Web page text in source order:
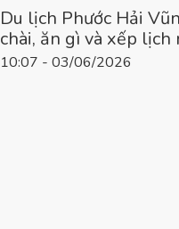
Du lịch Phước Hải
chài, ăn gì và xếp lịch
10:07 - 03/06/2026